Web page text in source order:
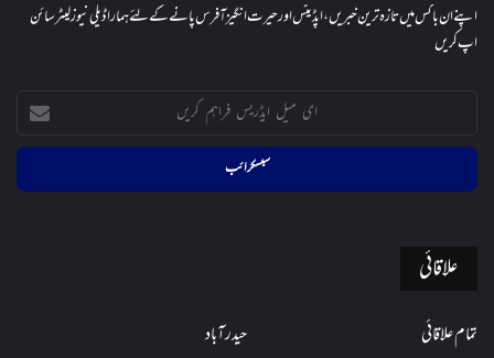
اپنے ان باکس میں تازہ ترین خبریں، اپڈیٹس اور حیرت انگیز آفرس پانے کے لئے ہمارا ڈیلی نیوز لیٹر سائن
اپ کریں
ایڈریس
کریں
علاقائی
تمام علاقائی
حیدرآباد